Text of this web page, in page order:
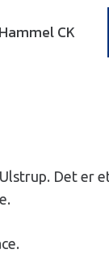
CK
Det er